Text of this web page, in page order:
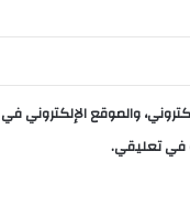
والموقع الإلكتروني
في تعليقي.